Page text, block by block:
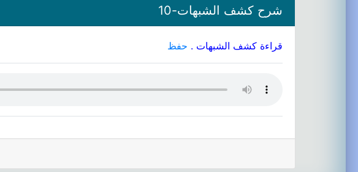
شرح كشف الشبهات-10
قراءة كشف الشبهات . حفظ